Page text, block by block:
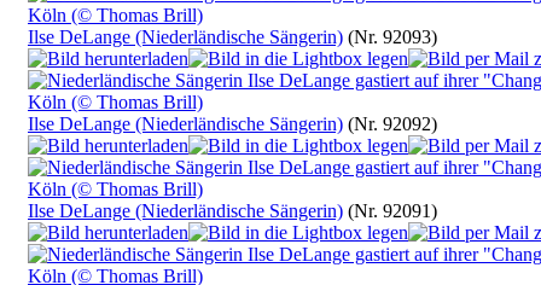
Ilse DeLange (Niederländische Sängerin) (Nr. 92093)
Ilse DeLange (Niederländische Sängerin) (Nr. 92092)
Ilse DeLange (Niederländische Sängerin) (Nr. 92091)